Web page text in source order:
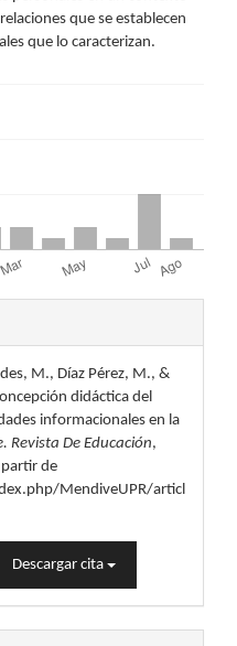
que se establecen
que lo caracterizan.
M., Díaz Pérez, M., &
didáctica del
informacionales en la
Revista De Educación,
de
MendiveUPR/articl
Descargar cita